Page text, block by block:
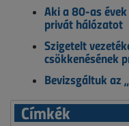
Aki a 80-as
privát hálózatot
Szigetelt
csökkenésének
Bevizsgáltuk az
Címkék